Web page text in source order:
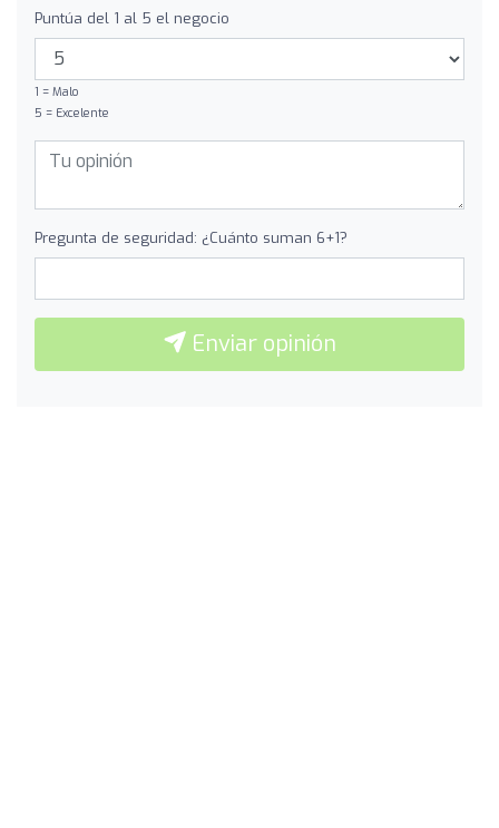
Puntúa del 1 al 5 el negocio
1 = Malo
5 = Excelente
Pregunta de seguridad: ¿Cuánto suman 6+1?
Enviar opinión